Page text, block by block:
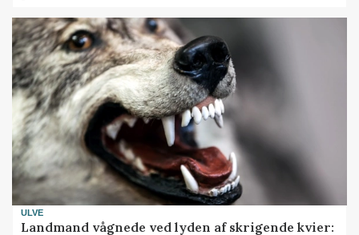
ULVE
Landmand vågnede ved lyden af skrigende kvier: